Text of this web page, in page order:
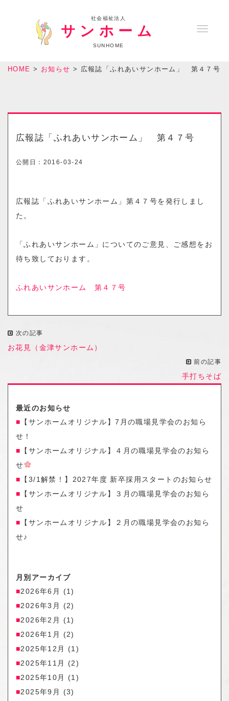
T
t
n
社会福祉法人
サンホーム
SUNHOME
HOME > お知らせ > 広報誌「ふれあいサンホーム」 第４７号
広報誌「ふれあいサンホーム」 第４７号
公開日： 2016-03-24
広報誌「ふれあいサンホーム」第４７号を発行しまし
た。
「ふれあいサンホーム」についてのご意見、ご感想をお
待ち致しております。
ふれあいサンホーム 第４７号
次の記事
お花見（金津サンホーム）
前の記事
手打ちそば
最近のお知らせ
【サンホームオリジナル】7月の職場見学会のお知ら
せ！
【サンホームオリジナル】４月の職場見学会のお知ら
せ
【3/1解禁！】2027年度 新卒採用スタートのお知らせ
【サンホームオリジナル】３月の職場見学会のお知ら
せ
【サンホームオリジナル】２月の職場見学会のお知ら
せ♪
月別アーカイブ
2026年6月
(1)
2026年3月
(2)
2026年2月
(1)
2026年1月
(2)
2025年12月
(1)
2025年11月
(2)
2025年10月
(1)
2025年9月
(3)